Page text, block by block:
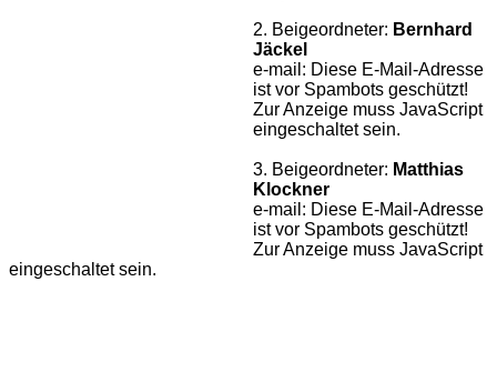
2. Beigeordneter: Bernhard
Jäckel
e-mail: Diese E-Mail-Adresse
ist vor Spambots geschützt!
Zur Anzeige muss JavaScript
eingeschaltet sein.
3. Beigeordneter: Matthias
Klockner
e-mail: Diese E-Mail-Adresse
ist vor Spambots geschützt!
Zur Anzeige muss JavaScript
eingeschaltet sein.